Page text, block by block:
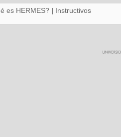
es HERMES? | Instructivos